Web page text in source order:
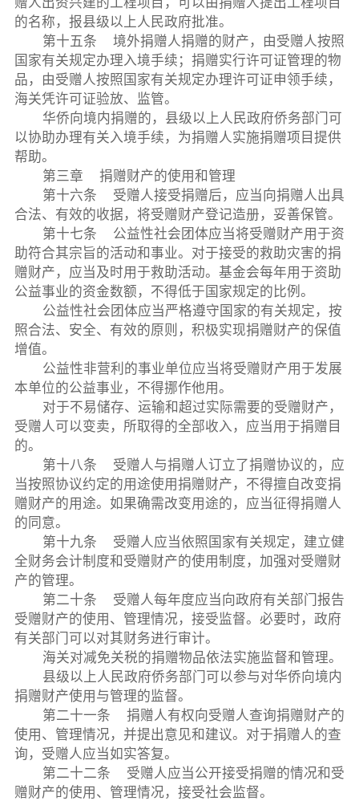
的名称，报县级以上人民政府批准。
第十五条 境外捐赠人捐赠的财产，由受赠人按照
国家有关规定办理入境手续；捐赠实行许可证管理的物
品，由受赠人按照国家有关规定办理许可证申领手续，
海关凭许可证验放、监管。
华侨向境内捐赠的，县级以上人民政府侨务部门可
以协助办理有关入境手续，为捐赠人实施捐赠项目提供
帮助。
第三章 捐赠财产的使用和管理
第十六条 受赠人接受捐赠后，应当向捐赠人出具
合法、有效的收据，将受赠财产登记造册，妥善保管。
第十七条 公益性社会团体应当将受赠财产用于资
助符合其宗旨的活动和事业。对于接受的救助灾害的捐
赠财产，应当及时用于救助活动。基金会每年用于资助
公益事业的资金数额，不得低于国家规定的比例。
公益性社会团体应当严格遵守国家的有关规定，按
照合法、安全、有效的原则，积极实现捐赠财产的保值
增值。
公益性非营利的事业单位应当将受赠财产用于发展
本单位的公益事业，不得挪作他用。
对于不易储存、运输和超过实际需要的受赠财产，
受赠人可以变卖，所取得的全部收入，应当用于捐赠目
的。
第十八条 受赠人与捐赠人订立了捐赠协议的，应
当按照协议约定的用途使用捐赠财产，不得擅自改变捐
赠财产的用途。如果确需改变用途的，应当征得捐赠人
的同意。
第十九条 受赠人应当依照国家有关规定，建立健
全财务会计制度和受赠财产的使用制度，加强对受赠财
产的管理。
第二十条 受赠人每年度应当向政府有关部门报告
受赠财产的使用、管理情况，接受监督。必要时，政府
有关部门可以对其财务进行审计。
海关对减免关税的捐赠物品依法实施监督和管理。
县级以上人民政府侨务部门可以参与对华侨向境内
捐赠财产使用与管理的监督。
第二十一条 捐赠人有权向受赠人查询捐赠财产的
使用、管理情况，并提出意见和建议。对于捐赠人的查
询，受赠人应当如实答复。
第二十二条 受赠人应当公开接受捐赠的情况和受
赠财产的使用、管理情况，接受社会监督。